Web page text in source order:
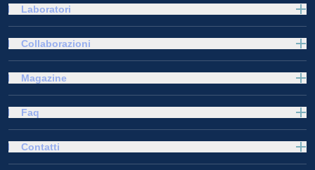
Laboratori
Collaborazioni
Magazine
Faq
Contatti